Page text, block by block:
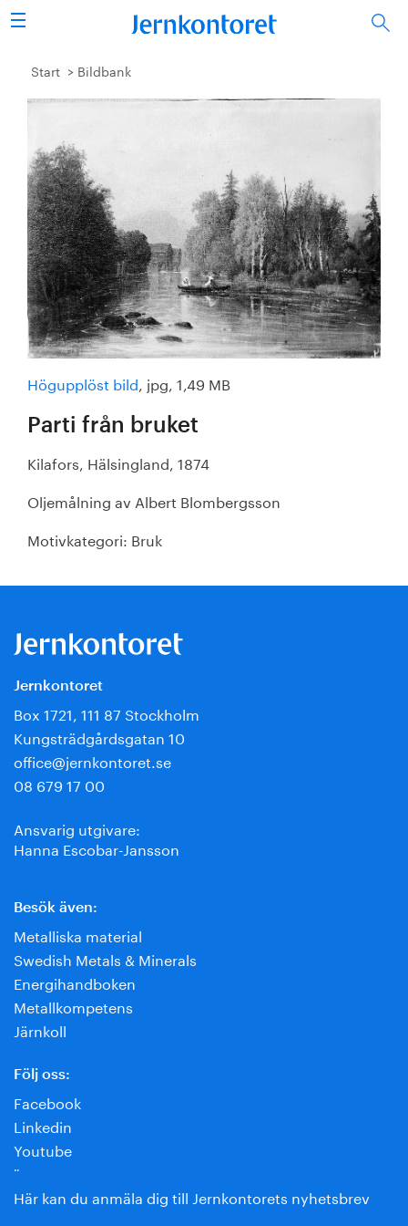
Sök
Stålindustrin
Forskning/utbildning
Energi/miljö
Vi tycker
Publicerat
Bildbank
Om oss
Start Bildbank
Högupplöst bild, jpg, 1,49 MB
Parti från bruket
Kilafors, Hälsingland, 1874
Oljemålning av Albert Blombergsson
Motivkategori: Bruk
Jernkontoret
Box 1721, 111 87 Stockholm
Kungsträdgårdsgatan 10
office@jernkontoret.se
08 679 17 00
Ansvarig utgivare:
Hanna Escobar-Jansson
Besök även:
Metalliska material
Swedish Metals & Minerals
Energihandboken
Metallkompetens
Järnkoll
Följ oss:
Facebook
Linkedin
Youtube
¨
Här kan du anmäla dig till Jernkontorets nyhetsbrev